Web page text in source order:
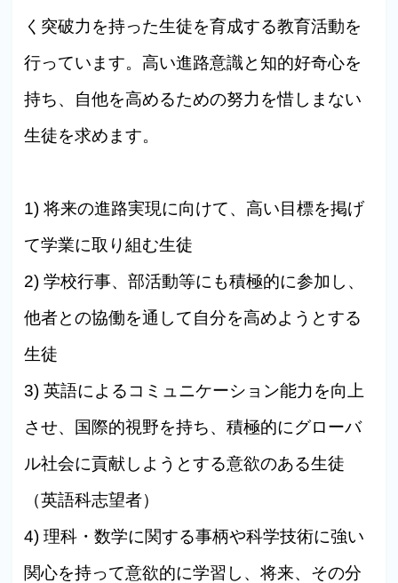
く突破力を持った生徒を育成する教育活動を
行っています。高い進路意識と知的好奇心を
持ち、自他を高めるための努力を惜しまない
生徒を求めます。
1) 将来の進路実現に向けて、高い目標を掲げ
て学業に取り組む生徒
2) 学校行事、部活動等にも積極的に参加し、
他者との協働を通して自分を高めようとする
生徒
3) 英語によるコミュニケーション能力を向上
させ、国際的視野を持ち、積極的にグローバ
ル社会に貢献しようとする意欲のある生徒
（英語科志望者）
4) 理科・数学に関する事柄や科学技術に強い
関心を持って意欲的に学習し、将来、その分